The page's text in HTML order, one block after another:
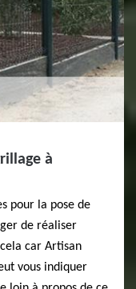
à
pour la pose de
de réaliser
car Artisan
vous indiquer